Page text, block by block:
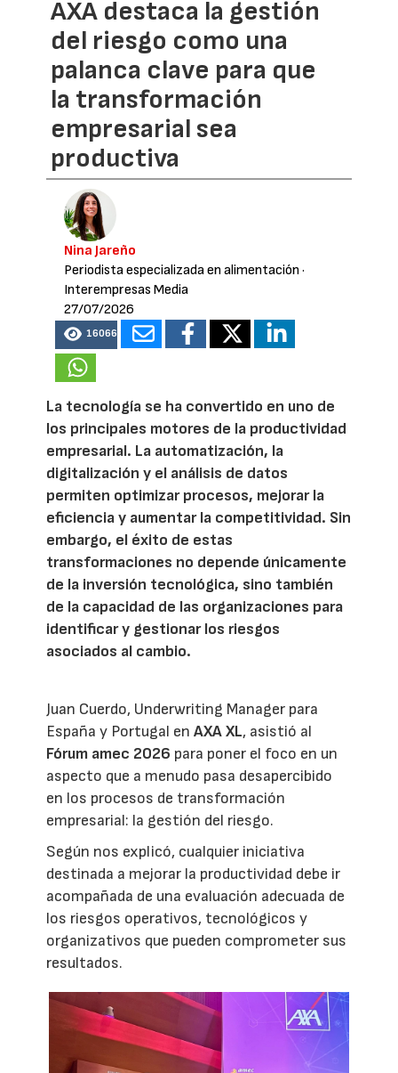
AXA destaca la gestión
del riesgo como una
palanca clave para que
la transformación
empresarial sea
productiva
Nina Jareño
Periodista especializada en alimentación ·
Interempresas Media
27/07/2026
16066
La tecnología se ha convertido en uno de
los principales motores de la productividad
empresarial. La automatización, la
digitalización y el análisis de datos
permiten optimizar procesos, mejorar la
eficiencia y aumentar la competitividad. Sin
embargo, el éxito de estas
transformaciones no depende únicamente
de la inversión tecnológica, sino también
de la capacidad de las organizaciones para
identificar y gestionar los riesgos
asociados al cambio.
Juan Cuerdo, Underwriting Manager para
España y Portugal enAXA XL, asistió al
Fórum amec 2026 para poner el foco en un
aspecto que a menudo pasa desapercibido
en los procesos de transformación
empresarial: la gestión del riesgo.
Según nos explicó, cualquier iniciativa
destinada a mejorar la productividad debe ir
acompañada de una evaluación adecuada de
los riesgos operativos, tecnológicos y
organizativos que pueden comprometer sus
resultados.